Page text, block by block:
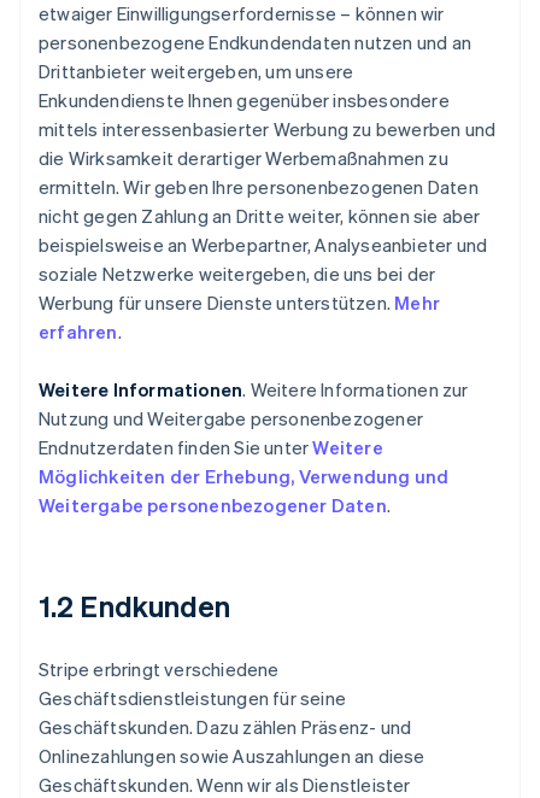
etwaiger Einwilligungserfordernisse – können wir
personenbezogene Endkundendaten nutzen und an
Drittanbieter weitergeben, um unsere
Enkundendienste Ihnen gegenüber insbesondere
mittels interessenbasierter Werbung zu bewerben und
die Wirksamkeit derartiger Werbemaßnahmen zu
ermitteln. Wir geben Ihre personenbezogenen Daten
nicht gegen Zahlung an Dritte weiter, können sie aber
beispielsweise an Werbepartner, Analyseanbieter und
soziale Netzwerke weitergeben, die uns bei der
Werbung für unsere Dienste unterstützen. Mehr
erfahren.
Weitere Informationen. Weitere Informationen zur
Nutzung und Weitergabe personenbezogener
Endnutzerdaten finden Sie unterWeitere
Möglichkeiten der Erhebung, Verwendung und
Weitergabe personenbezogener Daten.
1.2 Endkunden
Stripe erbringt verschiedene
Geschäftsdienstleistungen für seine
Geschäftskunden. Dazu zählen Präsenz- und
Onlinezahlungen sowie Auszahlungen an diese
Geschäftskunden. Wenn wir als Dienstleister